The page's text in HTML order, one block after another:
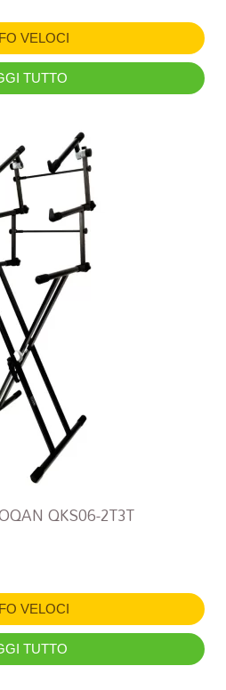
VELOCI
TUTTO
QKS06-2T3T
VELOCI
TUTTO